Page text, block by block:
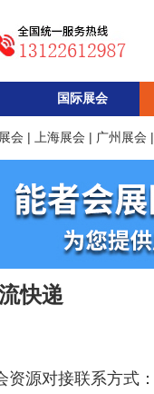
国际展会
会 | 上海展会 | 广州展会
快递
资源对接联系方式